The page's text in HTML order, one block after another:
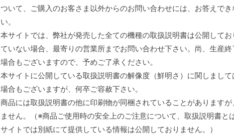
ついて、ご購入のお客さま以外からのお問い合わせには、お答えで
い。
本サイトでは、弊社が発売した全ての機種の取扱説明書は公開して
ていない場合、最寄りの営業所までお問い合わせ下さい。尚、生産
場合もございますので、予めご了承ください。
本サイトに公開している取扱説明書の解像度（鮮明さ）に関しまし
場合もございますが、何卒ご容赦下さい。
商品には取扱説明書の他に印刷物が同梱されていることがあります
ません。（※商品ご使用時の安全上のご注意について、取扱説明書
サイトでは別紙にて提供している情報は公開しておりません。）